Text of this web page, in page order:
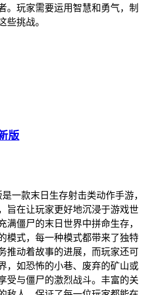
。玩家需要运用智慧和勇气，制
些挑战。
版
一款末日生存射击类动作手游，
旨在让玩家更好地沉浸于游戏世
满僵尸的末日世界中拼命生存，
模式，每一种模式都带来了独特
推动着故事的进展，而玩家还可
，如恐怖的小巷、废弃的矿山或
受与僵尸的激烈战斗。丰富的关